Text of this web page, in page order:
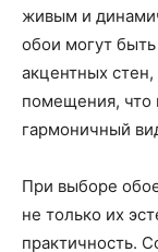
живым и
обои могут
акцентных
помещения, что
гармоничный
При выборе
не только их
практичность.